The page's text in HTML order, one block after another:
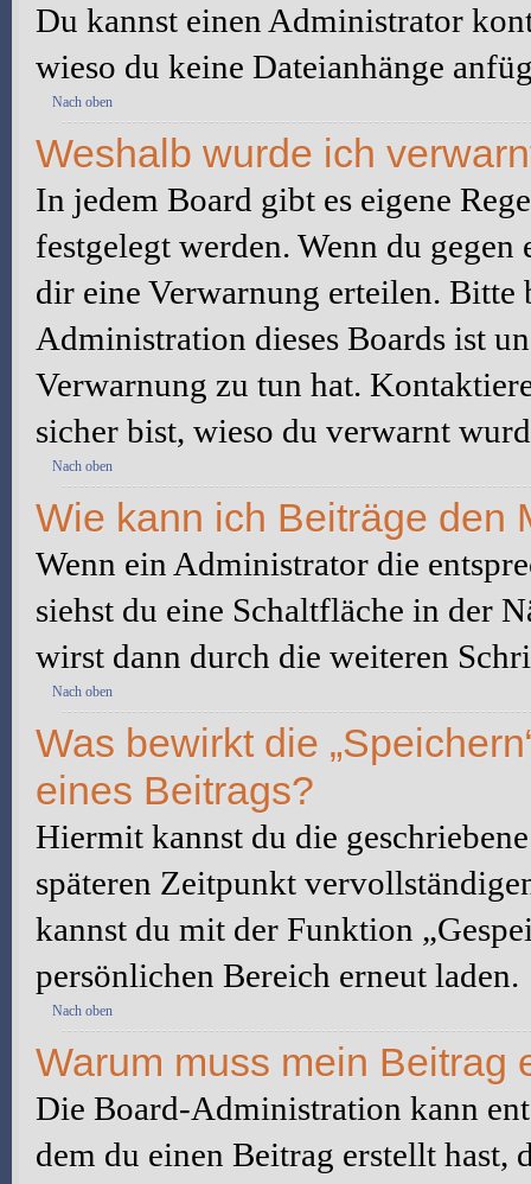
Du kannst einen Administrator
wieso du keine Dateianhänge
Nach oben
Weshalb wurde ich
In jedem Board gibt es eigene
festgelegt werden. Wenn du
dir eine Verwarnung erteilen. Bitte
Administration dieses Boards ist
Verwarnung zu tun hat.
sicher bist, wieso du verwarnt
Nach oben
Wie kann ich Beiträge den
Wenn ein Administrator die
siehst du eine Schaltfläche in der
wirst dann durch die weiteren
Nach oben
Was bewirkt die
eines Beitrags?
Hiermit kannst du die
späteren Zeitpunkt
kannst du mit der Funktion
persönlichen Bereich erneut laden.
Nach oben
Warum muss mein Beitrag
Die Board-Administration kann
dem du einen Beitrag erstellt hast,